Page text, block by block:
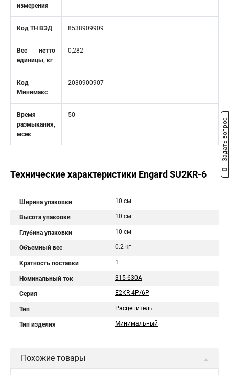
измерения
Код ТН ВЭД 8538909909
Вес нетто
единицы, кг
0,282
Код
Минимакс
2030900907
Время
размыкания,
мсек
50
Технические характеристики Engard SU2KR-6
Ширина упаковки 10 см
Высота упаковки 10 см
Глубина упаковки 10 см
Объемный вес 0.2 кг
Кратность поставки 1
Номинальный ток 315-630А
Серия E2KR-4P/6P
Тип Расцепитель
Тип изделия Минимальный
Похожие товары
Задать вопрос